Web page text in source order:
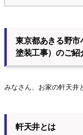
東京都あきる野
塗装工事）のご紹
みなさん、お家の軒天井
軒天井とは